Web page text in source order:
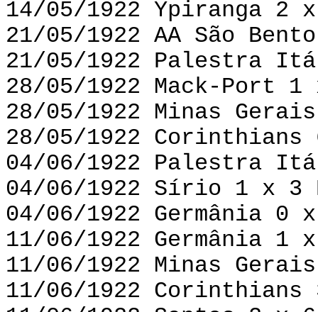
14/05/1922 Ypiranga 2
21/05/1922 AA São
21/05/1922 Palestra
28/05/1922 Mack-Port
28/05/1922 Minas
28/05/1922 Corinthians
04/06/1922 Palestra
04/06/1922 Sírio 1 x 3
04/06/1922 Germânia
11/06/1922 Germânia 1
11/06/1922 Minas
11/06/1922 Corinthians